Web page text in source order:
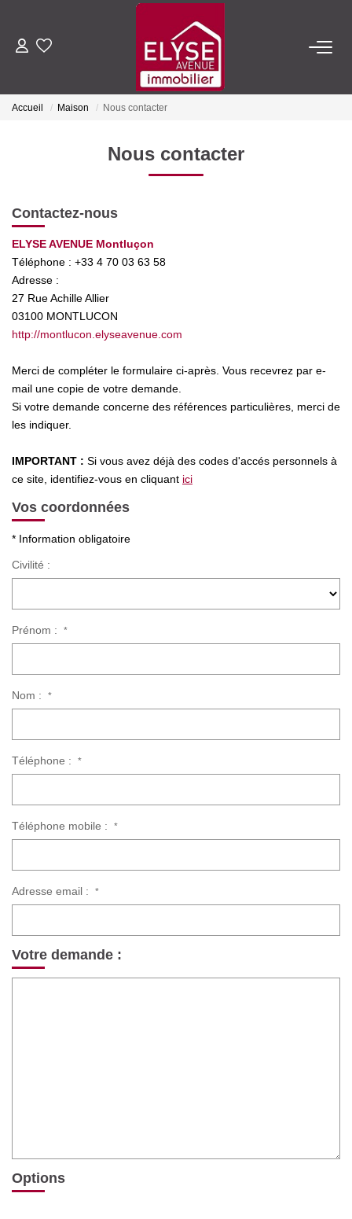
ACHETER
ESTIMER
NOTRE AGENCE
Nous Rejoindre
CONTACT
Accueil Maison Nous contacter
Nous contacter
Contactez-nous
ELYSE AVENUE Montluçon
Téléphone : +33 4 70 03 63 58
Adresse :
27 Rue Achille Allier
03100 MONTLUCON
http://montlucon.elyseavenue.com
Merci de compléter le formulaire ci-après. Vous recevrez par e-
mail une copie de votre demande.
Si votre demande concerne des références particulières, merci de
les indiquer.
IMPORTANT : Si vous avez déjà des codes d'accés personnels à
ce site, identifiez-vous en cliquant ici
Vos coordonnées
* Information obligatoire
Civilité :
Prénom : *
Nom : *
Téléphone : *
Téléphone mobile : *
Adresse email : *
Votre demande :
Options